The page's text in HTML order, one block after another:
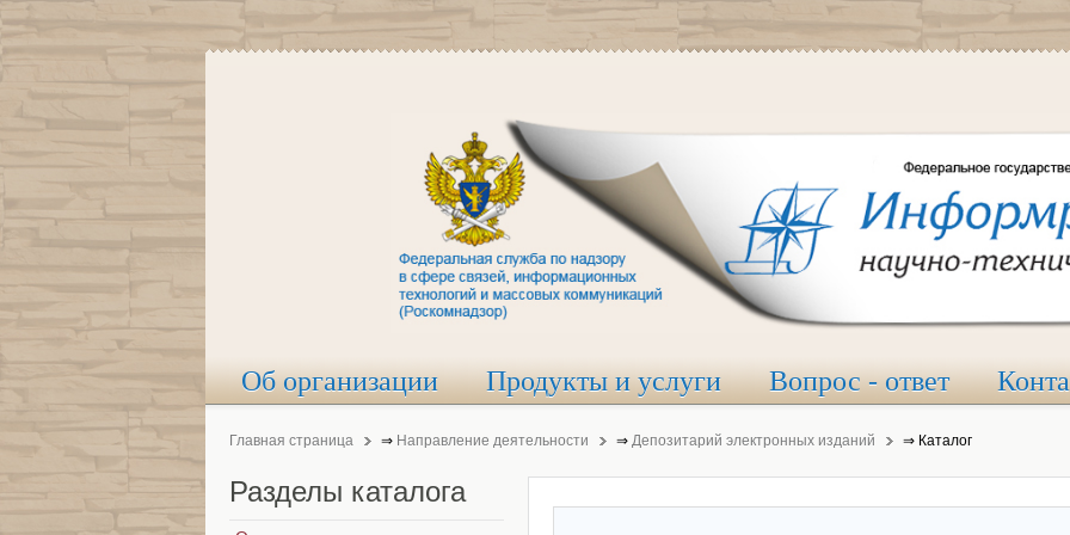
Об организации Продукты и услуги Вопрос - ответ
Главная страница ⇒ Направление деятельности ⇒ Депозитарий электронных изданий ⇒ Каталог
Разделы каталога